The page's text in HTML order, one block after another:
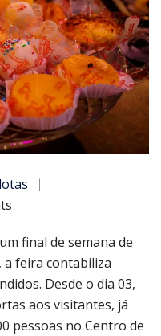
final de semana de
a feira contabiliza
Desde o dia 03,
aos visitantes, já
pessoas no Centro de